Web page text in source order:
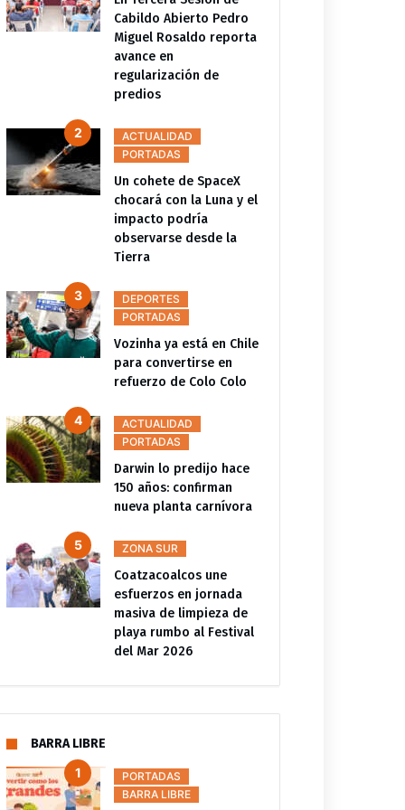
lesionados están estables y
pide revisión permanente
Cabildo Abierto Pedro
Miguel Rosaldo reporta
avance en
regularización de
predios
ACTUALIDAD
PORTADAS
Un cohete de SpaceX
chocará con la Luna y el
impacto podría
observarse desde la
Tierra
DEPORTES
PORTADAS
Vozinha ya está en Chile
para convertirse en
refuerzo de Colo Colo
ACTUALIDAD
PORTADAS
Darwin lo predijo hace
150 años: confirman
nueva planta carnívora
ZONA SUR
Coatzacoalcos une
esfuerzos en jornada
masiva de limpieza de
playa rumbo al Festival
del Mar 2026
BARRA LIBRE
PORTADAS
BARRA LIBRE